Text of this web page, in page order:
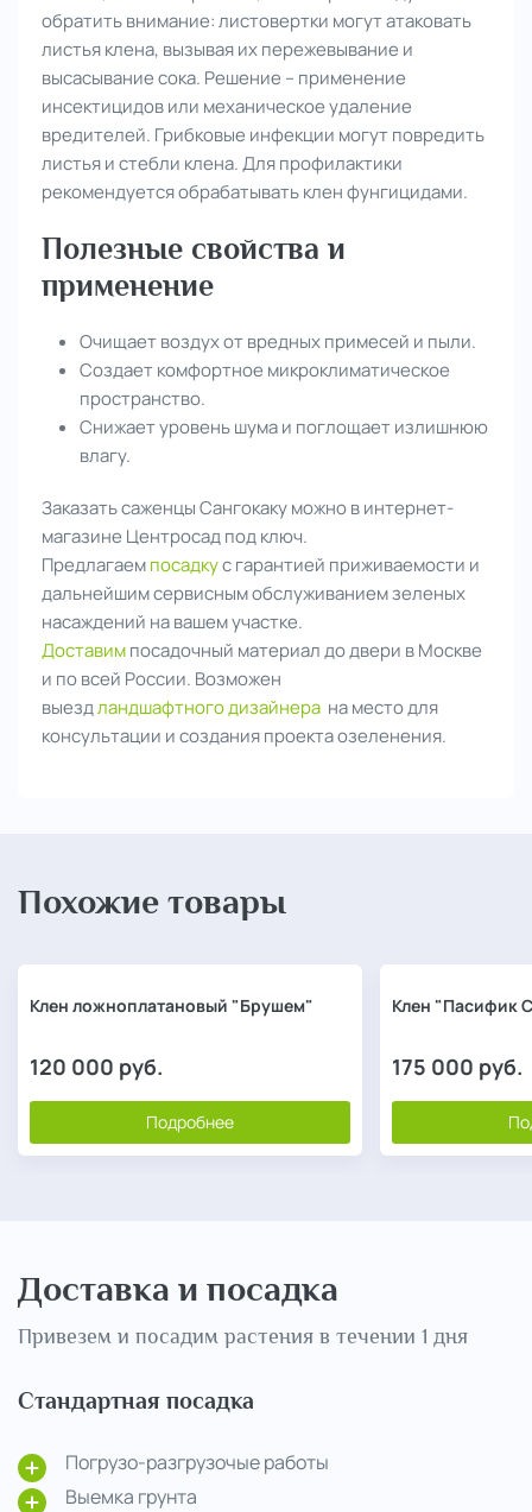
обратить внимание: листовертки могут атаковать
листья клена, вызывая их пережевывание и
высасывание сока. Решение – применение
инсектицидов или механическое удаление
вредителей. Грибковые инфекции могут повредить
листья и стебли клена. Для профилактики
рекомендуется обрабатывать клен фунгицидами.
Полезные свойства и
применение
Очищает воздух от вредных примесей и пыли.
Создает комфортное микроклиматическое
пространство.
Снижает уровень шума и поглощает излишнюю
влагу.
Заказать саженцы Сангокаку можно в интернет-
магазине Центросад под ключ.
Предлагаемпосадкус гарантией приживаемости и
дальнейшим сервисным обслуживанием зеленых
насаждений на вашем участке.
Доставимпосадочный материал до двери в Москве
и по всей России. Возможен
выездландшафтного дизайнера на место для
консультации и создания проекта озеленения.
Похожие товары
Клен ложноплатановый "Брушем"
120 000 руб.
Подробнее
Клен "Пасифик
175 000 руб.
Доставка и посадка
Привезем и посадим растения в течении 1 дня
Стандартная посадка
Погрузо-разгрузочые работы
Выемка грунта